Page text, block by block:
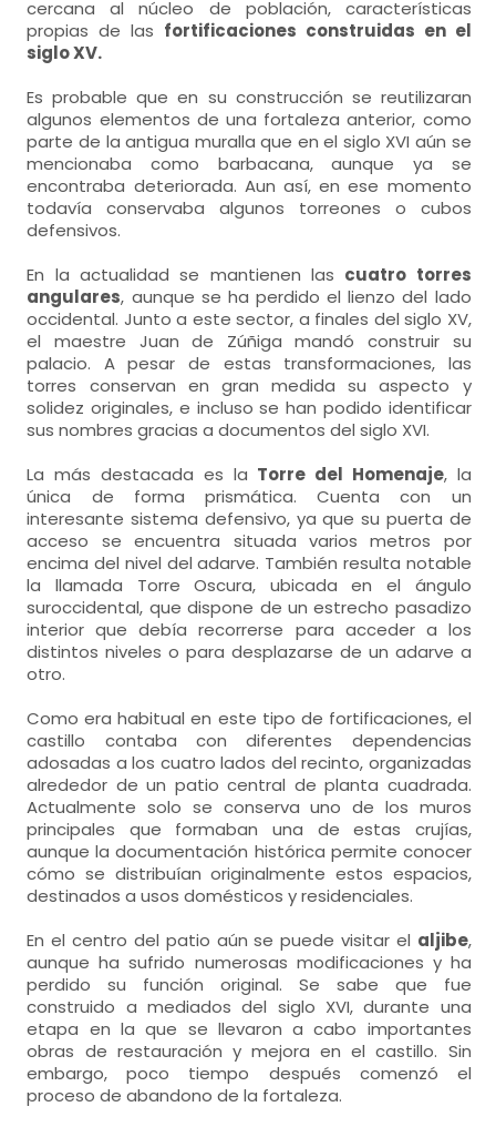
cercana al núcleo de población, características
propias de las fortificaciones construidas en el
siglo XV.
Es probable que en su construcción se reutilizaran
algunos elementos de una fortaleza anterior, como
parte de la antigua muralla que en el siglo XVI aún se
mencionaba como barbacana, aunque ya se
encontraba deteriorada. Aun así, en ese momento
todavía conservaba algunos torreones o cubos
defensivos.
En la actualidad se mantienen las cuatro torres
angulares, aunque se ha perdido el lienzo del lado
occidental. Junto a este sector, a finales del siglo XV,
el maestre Juan de Zúñiga mandó construir su
palacio. A pesar de estas transformaciones, las
torres conservan en gran medida su aspecto y
solidez originales, e incluso se han podido identificar
sus nombres gracias a documentos del siglo XVI.
La más destacada es la Torre del Homenaje, la
única de forma prismática. Cuenta con un
interesante sistema defensivo, ya que su puerta de
acceso se encuentra situada varios metros por
encima del nivel del adarve. También resulta notable
la llamada Torre Oscura, ubicada en el ángulo
suroccidental, que dispone de un estrecho pasadizo
interior que debía recorrerse para acceder a los
distintos niveles o para desplazarse de un adarve a
otro.
Como era habitual en este tipo de fortificaciones, el
castillo contaba con diferentes dependencias
adosadas a los cuatro lados del recinto, organizadas
alrededor de un patio central de planta cuadrada.
Actualmente solo se conserva uno de los muros
principales que formaban una de estas crujías,
aunque la documentación histórica permite conocer
cómo se distribuían originalmente estos espacios,
destinados a usos domésticos y residenciales.
En el centro del patio aún se puede visitar el aljibe,
aunque ha sufrido numerosas modificaciones y ha
perdido su función original. Se sabe que fue
construido a mediados del siglo XVI, durante una
etapa en la que se llevaron a cabo importantes
obras de restauración y mejora en el castillo. Sin
embargo, poco tiempo después comenzó el
proceso de abandono de la fortaleza.